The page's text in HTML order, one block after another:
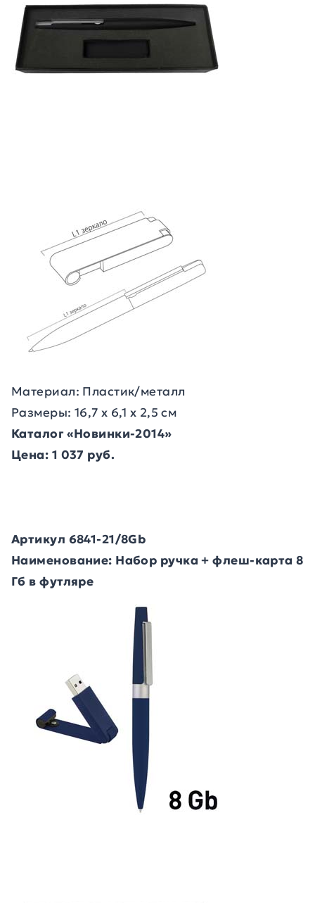
Материал: Пластик/металл
Размеры: 16,7 x 6,1 x 2,5 см
Каталог «Новинки-2014»
Цена: 1 037 руб.
Артикул 6841-21/8Gb
Наименование: Набор ручка + флеш-карта 8
Гб в футляре